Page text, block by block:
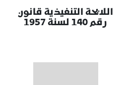
اللايحة التنفيذية قانون
رقم 140 لسنة 1957